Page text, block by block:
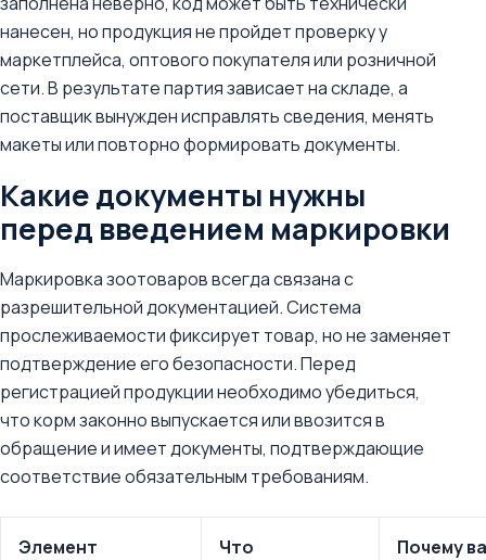
нанесен, но продукция не пройдет проверку у
маркетплейса, оптового покупателя или розничной
сети. В результате партия зависает на складе, а
поставщик вынужден исправлять сведения, менять
макеты или повторно формировать документы.
Какие документы нужны
перед введением маркировки
Маркировка зоотоваров всегда связана с
разрешительной документацией. Система
прослеживаемости фиксирует товар, но не заменяет
подтверждение его безопасности. Перед
регистрацией продукции необходимо убедиться,
что корм законно выпускается или ввозится в
обращение и имеет документы, подтверждающие
соответствие обязательным требованиям.
Элемент
Что
Почему